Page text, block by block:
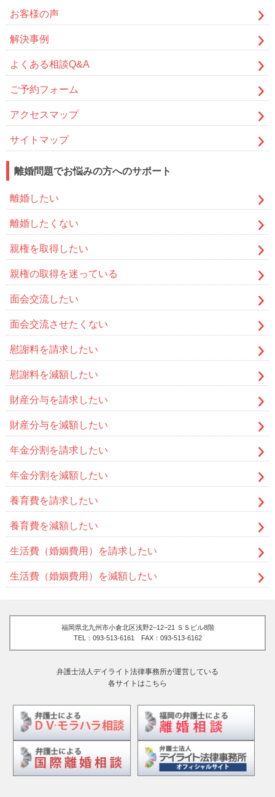
お客様の声
解決事例
よくある相談Q&A
ご予約フォーム
アクセスマップ
サイトマップ
離婚問題でお悩みの方へのサポート
離婚したい
離婚したくない
親権を取得したい
親権の取得を迷っている
面会交流したい
面会交流させたくない
慰謝料を請求したい
慰謝料を減額したい
財産分与を請求したい
財産分与を減額したい
年金分割を請求したい
年金分割を減額したい
養育費を請求したい
養育費を減額したい
生活費（婚姻費用）を請求したい
生活費（婚姻費用）を減額したい
福岡県北九州市小倉北区浅野2−12−21 ＳＳビル8階
TEL：093-513-6161 FAX：093-513-6162
弁護士法人デイライト法律事務所が運営している
各サイトはこちら